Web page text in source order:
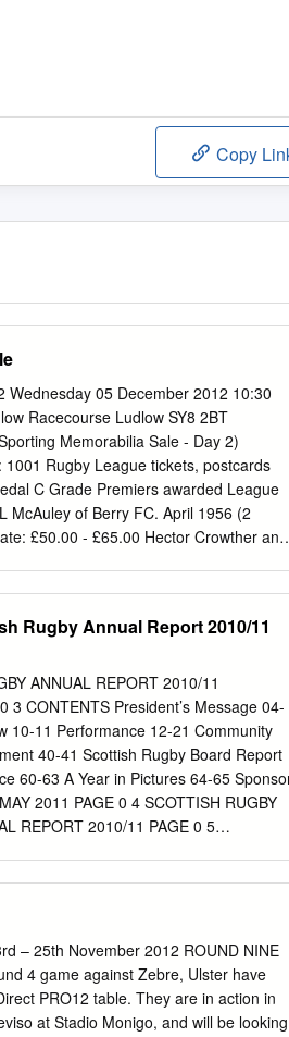
Copy
Wednesday 05 December 2012 10:30
Racecourse Ludlow SY8 2BT
Memorabilia Sale - Day 2)
Rugby League tickets, postcards
C Grade Premiers awarded League
McAuley of Berry FC. April 1956 (2
£50.00 - £65.00 Hector Crowther and
at Wembley on 8th May. Widnes
centre pages loose. Lot: 1009
programmes 1947-1973 Great Britain
21st November 1959, Great
Helens 15th April Lot: 1003 1961
League Championship Final
final), Bradford Northern
Rugby Annual Report 2010/11
ANNUAL REPORT 2010/11
3 CONTENTS President’s Message 04-
10-11 Performance 12-21 Community
40-41 Scottish Rugby Board Report
60-63 A Year in Pictures 64-65
2011 PAGE 0 4 SCOTTISH RUGBY
REPORT 2010/11 PAGE 0 5
for CLUBS AND SEEING, AT
THE GREAT WORK THAT IS
from ON WITH SO MANY
Melrose in April, AND TALENTED
won their own ACROSS SCOTLAND.
– 25th November 2012 ROUND NINE
4 game against Zebre, Ulster have
PRO12 table. They are in action in
at Stadio Monigo, and will be looking